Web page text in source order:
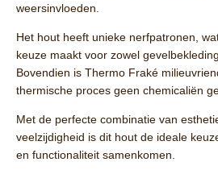
weersinvloeden.
Het hout heeft unieke nerfpatronen ,
keuze maakt voor zowel
Bovendien is Thermo Fraké
thermische proces geen chemicaliën
Met de perfecte combinatie van
veelzijdigheid is dit hout de ideale
en functionaliteit samenkomen.